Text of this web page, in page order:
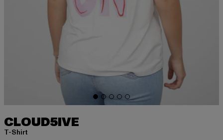
CLOUD5IVE
T-Shirt